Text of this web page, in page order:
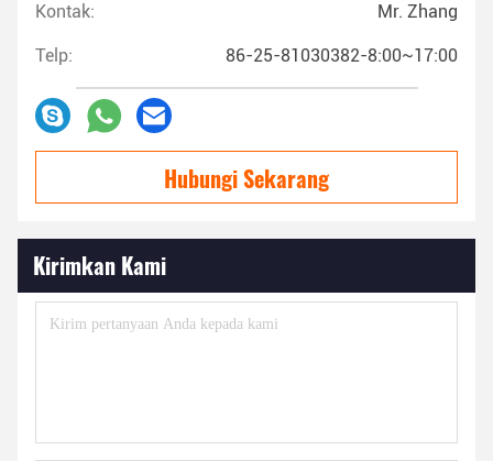
Kontak: Mr. Zhang
Telp: 86-25-81030382-8:00~17:00
Hubungi Sekarang
Kirimkan Kami